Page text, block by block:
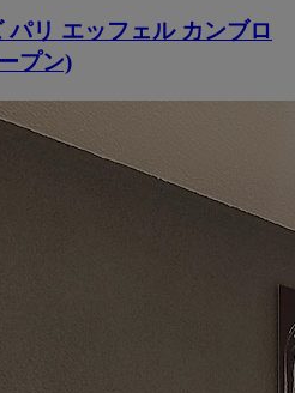
パリ エッフェル カンブロ
プン)